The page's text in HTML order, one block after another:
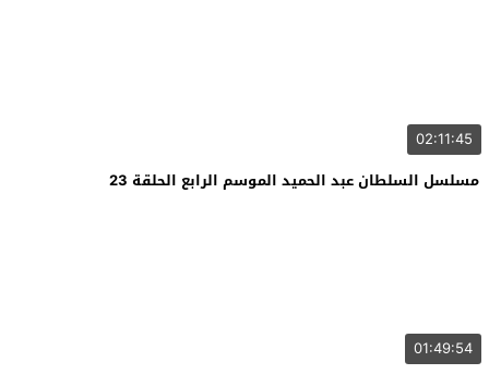
02:11:45
مسلسل السلطان عبد الحميد الموسم الرابع الحلقة 23
01:49:54